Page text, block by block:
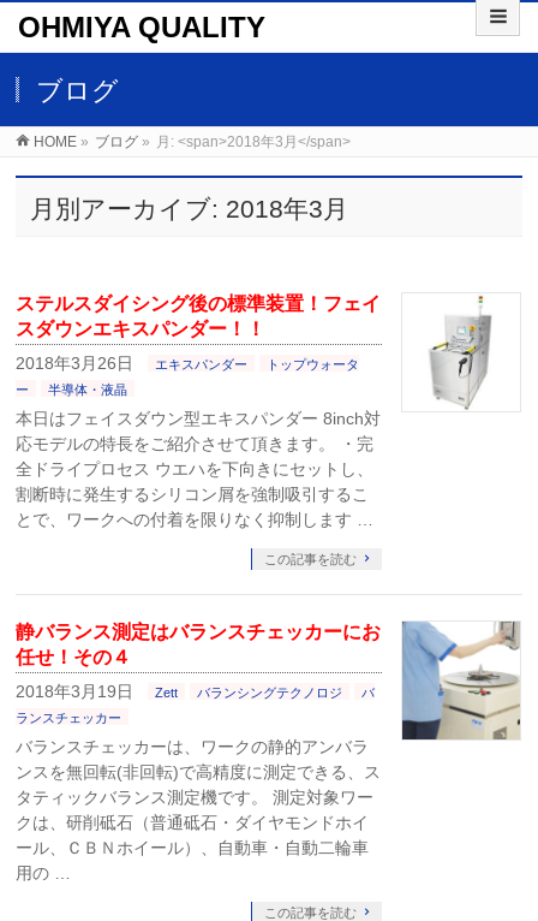
OHMIYA QUALITY
ブログ
HOME » ブログ » 月: <span>2018年3月</span>
月別アーカイブ: 2018年3月
ステルスダイシング後の標準装置！フェイ
スダウンエキスパンダー！！
2018年3月26日 エキスパンダー
トップウォータ
ー
半導体・液晶
本日はフェイスダウン型エキスパンダー 8inch対
応モデルの特長をご紹介させて頂きます。 ・完
全ドライプロセス ウエハを下向きにセットし、
割断時に発生するシリコン屑を強制吸引するこ
とで、ワークへの付着を限りなく抑制します …
この記事を読む
静バランス測定はバランスチェッカーにお
任せ！その４
2018年3月19日 Zett バランシングテクノロジ
バ
ランスチェッカー
バランスチェッカーは、ワークの静的アンバラ
ンスを無回転(非回転)で高精度に測定できる、ス
タティックバランス測定機です。 測定対象ワー
クは、研削砥石（普通砥石・ダイヤモンドホイ
ール、ＣＢＮホイール）、自動車・自動二輪車
用の …
この記事を読む